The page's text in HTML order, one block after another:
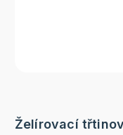
Želírovací